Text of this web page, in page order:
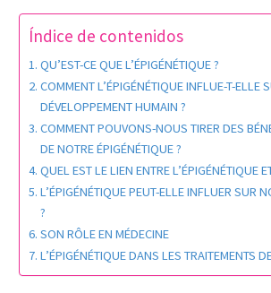
Índice de contenidos
QU’EST-CE QUE L’ÉPIGÉNÉTIQUE ?
COMMENT L’ÉPIGÉNÉTIQUE INFLUE-T-ELLE
DÉVELOPPEMENT HUMAIN ?
COMMENT POUVONS-NOUS TIRER DES
DE NOTRE ÉPIGÉNÉTIQUE ?
QUEL EST LE LIEN ENTRE L’ÉPIGÉNÉTIQUE
L’ÉPIGÉNÉTIQUE PEUT-ELLE INFLUER SUR
?
SON RÔLE EN MÉDECINE
L’ÉPIGÉNÉTIQUE DANS LES TRAITEMENTS